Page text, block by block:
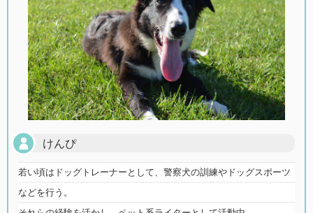
けんぴ
若い頃はドッグトレーナーとして、警察犬の訓練やドッグスポーツ
などを行う。